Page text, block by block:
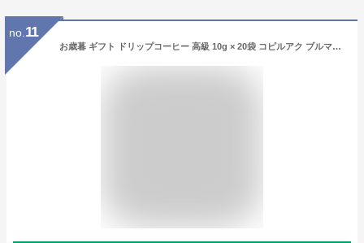
no. 11
お歳暮 ギフト ドリップコーヒー 高級 10g × 20袋 コピルアク ブルマン 詰め合わせ やぶ珈琲 | ドリップバッグ おしゃれ 誕生日 プレゼント 贈り物 飲み比べ セット 自家焙煎 こだわり 煎りたて 味わい 退職 内祝い 開店 挨拶 手土産 結婚式 新年会 お年賀 送料無料